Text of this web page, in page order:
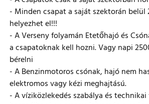
- Minden csapat a saját szektorán
helyezhet el!!!
- A Verseny folyamán Etetőhajó és
a csapatoknak kell hozni. Vagy napi
bérelni
- A Benzinmotoros csónak, hajó nem
elektromos vagy kézi meghajtású.
- A víziközlekedés szabálya és